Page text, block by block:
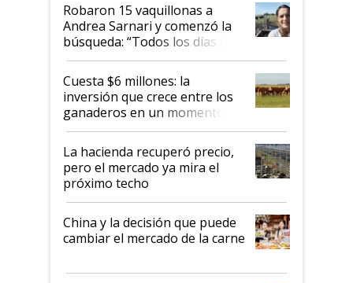
Robaron 15 vaquillonas a
Andrea Sarnari y comenzó la
búsqueda: “Todos los días le
toca a algún productor”
Cuesta $6 millones: la
inversión que crece entre los
ganaderos en un momento
histórico para la actividad
La hacienda recuperó precio,
pero el mercado ya mira el
próximo techo
China y la decisión que puede
cambiar el mercado de la carne